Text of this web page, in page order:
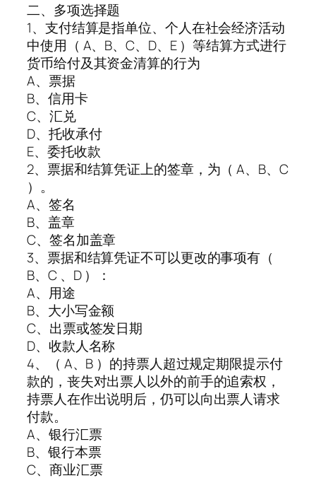
二、多项选择题
1、支付结算是指单位、个人在社会经济活动
中使用（ A、B、C、D、E ）等结算方式进行
货币给付及其资金清算的行为
A、票据
B、信用卡
C、汇兑
D、托收承付
E、委托收款
2、票据和结算凭证上的签章，为（ A、B、C
）。
A、签名
B、盖章
C、签名加盖章
3、票据和结算凭证不可以更改的事项有（
B、C 、D ）：
A、用途
B、大小写金额
C、出票或签发日期
D、收款人名称
4、（ A、B ）的持票人超过规定期限提示付
款的，丧失对出票人以外的前手的追索权，
持票人在作出说明后，仍可以向出票人请求
付款。
A、银行汇票
B、银行本票
C、商业汇票